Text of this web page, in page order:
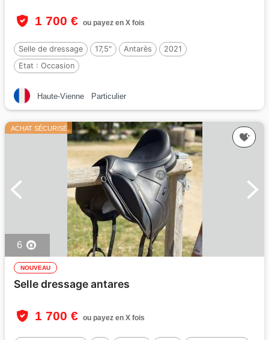
1 700 € ou payez en X fois
Selle de dressage 17,5" Antarès
2021
Etat : Occasion
Haute-Vienne Particulier
ACHAT SÉCURISÉ
6
NOUVEAU
Selle dressage antares
1 700 € ou payez en X fois